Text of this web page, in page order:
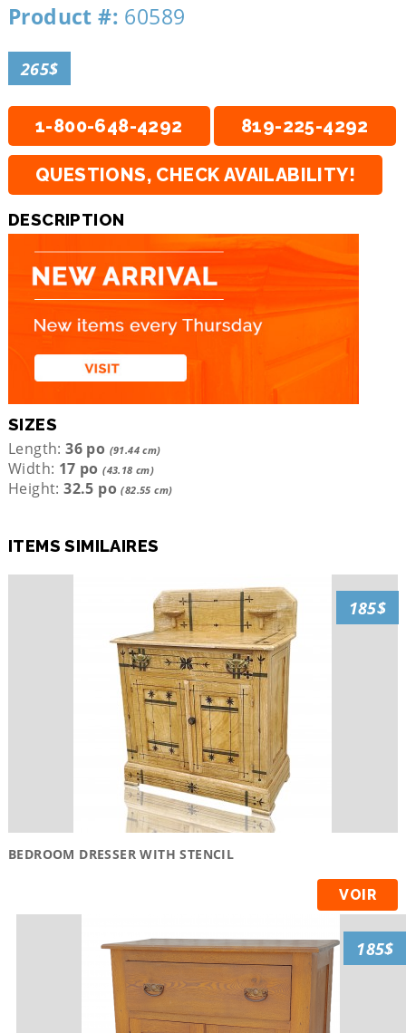
Product #: 60589
265$
1-800-648-4292 819-225-4292
QUESTIONS, CHECK AVAILABILITY!
DESCRIPTION
SIZES
Length: 36 po (91.44 cm)
Width: 17 po(43.18 cm)
Height: 32.5 po(82.55 cm)
ITEMS SIMILAIRES
BEDROOM DRESSER WITH STENCIL
VOIR
185$
185$